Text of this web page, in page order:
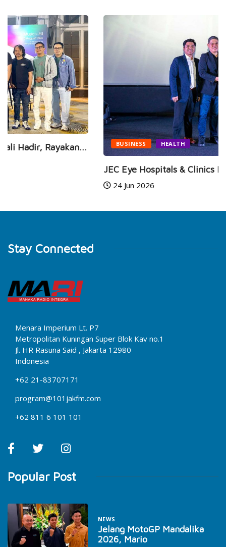
BUSINESS
JEC Eye Hospitals & Clinics Raih Marketeers...
Stay Connected
Menara Imperium Lt. P7
Metropolitan Kuningan Super Blok Kav no.1
Jl. HR Rasuna Said , Jakarta 12980
Indonesia
+62 21-83707171
program@101jakfm.com
+62 811 6 101 101
Popular Post
NEWS
Jelang MotoGP Mandalika
2026, Mario